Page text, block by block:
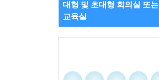
대형 및 초대형 회의실 또는
교육실